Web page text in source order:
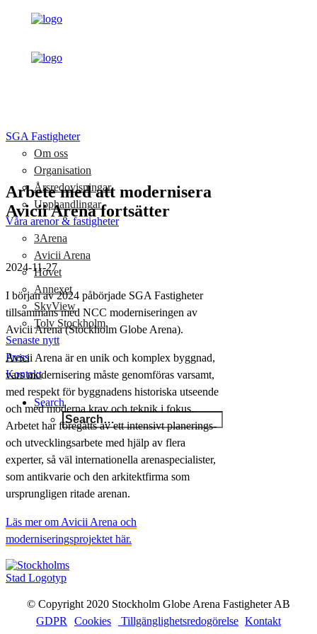
SGA Fastigheter
Om oss
Organisation
Årsredovisningar
Upphandlingar
Våra arenor & fastigheter
3Arena
Avicii Arena
Hovet
Annexet
SkyView
Tolv Stockholm
Senaste nytt
Press
Kontakt
Search
Arbete med att modernisera
Avicii Arena fortsätter
2024-11-27
I början av 2024 påbörjade SGA Fastigheter
tillsammans med NCC moderniseringen av
Avicii Arena (Stockholm Globe Arena).
Avicii Arena är en unik och komplex byggnad,
vars modernisering måste genomföras varsamt,
med respekt för byggnadens historiska utseende
och med moderna krav och teknik i fokus.
Arbetet har föregåtts av ett intensivt planerings-
och utvecklingsarbete med hjälp av flera
experter, så väl internationella arenaspecialister,
som antikvarie och den arkitektfirma som
ursprungligen ritade arenan.
Läs mer om Avicii Arena och
moderniseringsprojektet här.
© Copyright 2020 Stockholm Globe Arena Fastigheter AB
GDPR
Cookies Tillgänglighetsredogörelse Kontakt